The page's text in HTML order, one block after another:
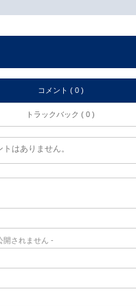
コメント ( 0 )
トラックバック ( 0 )
はありません。
開されません -